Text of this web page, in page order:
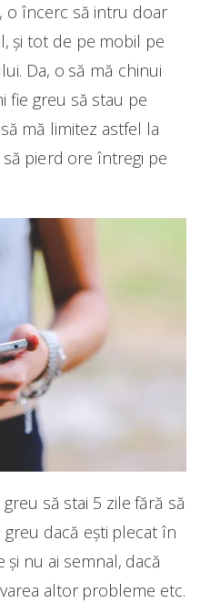
o încerc să intru doar
și tot de pe mobil pe
Da, o să mă chinui
fie greu să stau pe
mă limitez astfel la
pierd ore întregi pe
să stai 5 zile fără să
greu dacă ești plecat în
și nu ai semnal, dacă
altor probleme etc.